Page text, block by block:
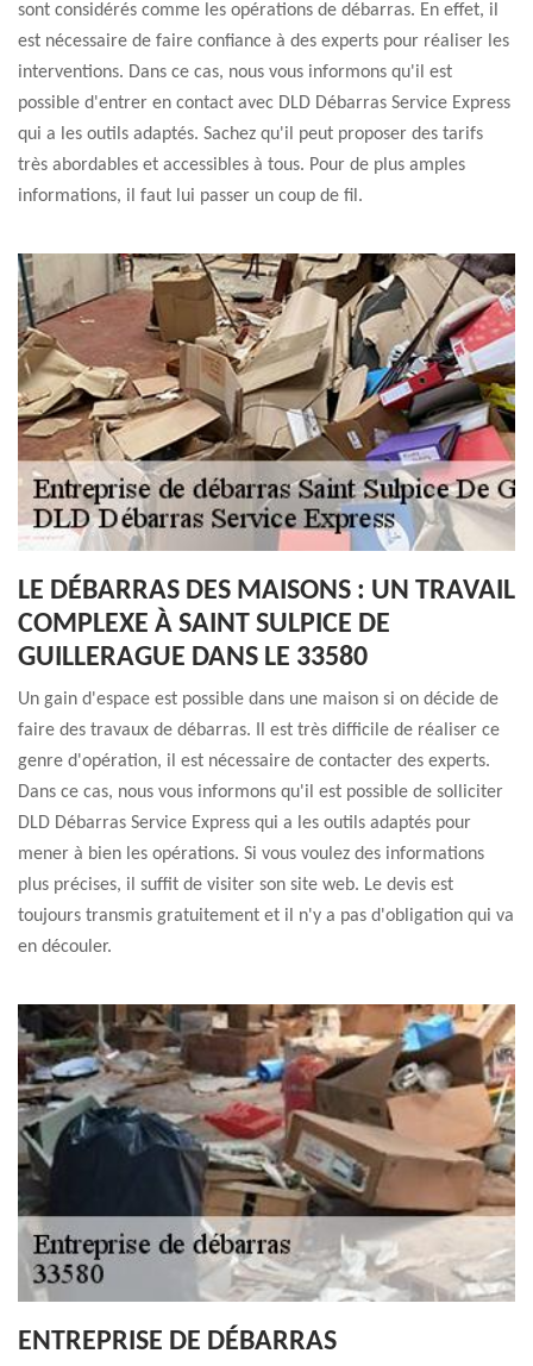
sont considérés comme les opérations de débarras. En effet, il
est nécessaire de faire confiance à des experts pour réaliser les
interventions. Dans ce cas, nous vous informons qu'il est
possible d'entrer en contact avec DLD Débarras Service Express
qui a les outils adaptés. Sachez qu'il peut proposer des tarifs
très abordables et accessibles à tous. Pour de plus amples
informations, il faut lui passer un coup de fil.
LE DÉBARRAS DES MAISONS : UN TRAVAIL
COMPLEXE À SAINT SULPICE DE
GUILLERAGUE DANS LE 33580
Un gain d'espace est possible dans une maison si on décide de
faire des travaux de débarras. Il est très difficile de réaliser ce
genre d'opération, il est nécessaire de contacter des experts.
Dans ce cas, nous vous informons qu'il est possible de solliciter
DLD Débarras Service Express qui a les outils adaptés pour
mener à bien les opérations. Si vous voulez des informations
plus précises, il suffit de visiter son site web. Le devis est
toujours transmis gratuitement et il n'y a pas d'obligation qui va
en découler.
ENTREPRISE DE DÉBARRAS